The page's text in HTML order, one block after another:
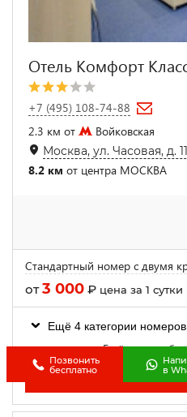
Отель Комфорт
+7 (495) 108-74-88
2.3 км от
Войковская
Москва, ул. Часовая, д.
8.2 км от центра МОСКВА
Стандартный номер с двумя
от3 000 ₽ цена за 1 сутки
Ещё 4 категории номеров
Ещё есть
Позвонить
бесплатно
в